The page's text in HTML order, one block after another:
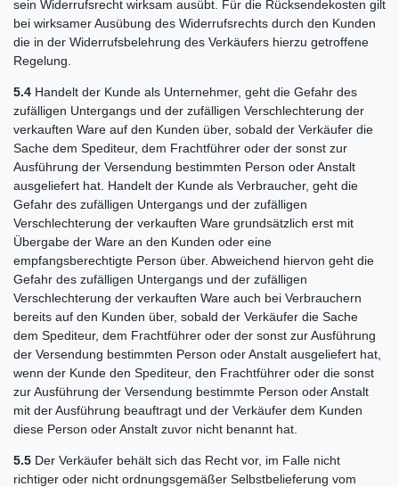
sein Widerrufsrecht wirksam ausübt. Für die Rücksendekosten gilt
bei wirksamer Ausübung des Widerrufsrechts durch den Kunden
die in der Widerrufsbelehrung des Verkäufers hierzu getroffene
Regelung.
5.4 Handelt der Kunde als Unternehmer, geht die Gefahr des
zufälligen Untergangs und der zufälligen Verschlechterung der
verkauften Ware auf den Kunden über, sobald der Verkäufer die
Sache dem Spediteur, dem Frachtführer oder der sonst zur
Ausführung der Versendung bestimmten Person oder Anstalt
ausgeliefert hat. Handelt der Kunde als Verbraucher, geht die
Gefahr des zufälligen Untergangs und der zufälligen
Verschlechterung der verkauften Ware grundsätzlich erst mit
Übergabe der Ware an den Kunden oder eine
empfangsberechtigte Person über. Abweichend hiervon geht die
Gefahr des zufälligen Untergangs und der zufälligen
Verschlechterung der verkauften Ware auch bei Verbrauchern
bereits auf den Kunden über, sobald der Verkäufer die Sache
dem Spediteur, dem Frachtführer oder der sonst zur Ausführung
der Versendung bestimmten Person oder Anstalt ausgeliefert hat,
wenn der Kunde den Spediteur, den Frachtführer oder die sonst
zur Ausführung der Versendung bestimmte Person oder Anstalt
mit der Ausführung beauftragt und der Verkäufer dem Kunden
diese Person oder Anstalt zuvor nicht benannt hat.
5.5 Der Verkäufer behält sich das Recht vor, im Falle nicht
richtiger oder nicht ordnungsgemäßer Selbstbelieferung vom